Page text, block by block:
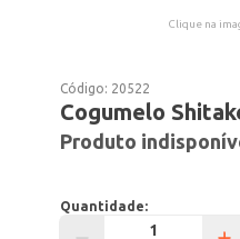
Clique na
Código: 20522
Cogumelo
Produto
Quantidade: